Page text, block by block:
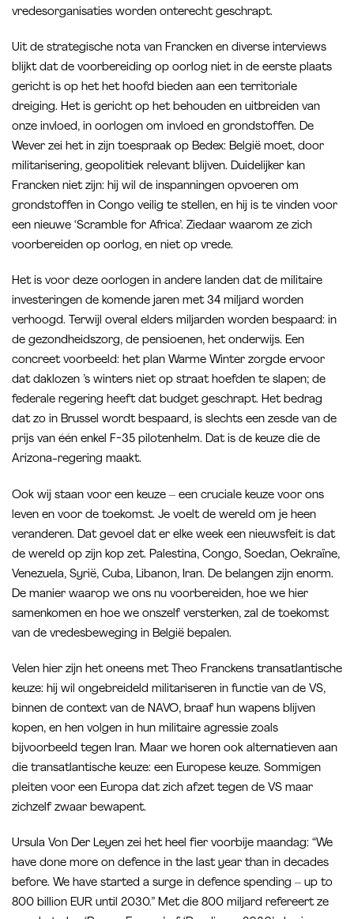
vredesorganisaties worden onterecht geschrapt.
Uit de strategische nota van Francken en diverse interviews
blijkt dat de voorbereiding op oorlog niet in de eerste plaats
gericht is op het het hoofd bieden aan een territoriale
dreiging. Het is gericht op het behouden en uitbreiden van
onze invloed, in oorlogen om invloed en grondstoffen. De
Wever zei het in zijn toespraak op Bedex: België moet, door
militarisering, geopolitiek relevant blijven. Duidelijker kan
Francken niet zijn: hij wil de inspanningen opvoeren om
grondstoffen in Congo veilig te stellen, en hij is te vinden voor
een nieuwe ‘Scramble for Africa’. Ziedaar waarom ze zich
voorbereiden op oorlog, en niet op vrede.
Het is voor deze oorlogen in andere landen dat de militaire
investeringen de komende jaren met 34 miljard worden
verhoogd. Terwijl overal elders miljarden worden bespaard: in
de gezondheidszorg, de pensioenen, het onderwijs. Een
concreet voorbeeld: het plan Warme Winter zorgde ervoor
dat daklozen ’s winters niet op straat hoefden te slapen; de
federale regering heeft dat budget geschrapt. Het bedrag
dat zo in Brussel wordt bespaard, is slechts een zesde van de
prijs van één enkel F-35 pilotenhelm. Dat is de keuze die de
Arizona-regering maakt.
Ook wij staan voor een keuze – een cruciale keuze voor ons
leven en voor de toekomst. Je voelt de wereld om je heen
veranderen. Dat gevoel dat er elke week een nieuwsfeit is dat
de wereld op zijn kop zet. Palestina, Congo, Soedan, Oekraïne,
Venezuela, Syrië, Cuba, Libanon, Iran. De belangen zijn enorm.
De manier waarop we ons nu voorbereiden, hoe we hier
samenkomen en hoe we onszelf versterken, zal de toekomst
van de vredesbeweging in België bepalen.
Velen hier zijn het oneens met Theo Franckens transatlantische
keuze: hij wil ongebreideld militariseren in functie van de VS,
binnen de context van de NAVO, braaf hun wapens blijven
kopen, en hen volgen in hun militaire agressie zoals
bijvoorbeeld tegen Iran. Maar we horen ook alternatieven aan
die transatlantische keuze: een Europese keuze. Sommigen
pleiten voor een Europa dat zich afzet tegen de VS maar
zichzelf zwaar bewapent.
Ursula Von Der Leyen zei het heel fier voorbije maandag: “We
have done more on defence in the last year than in decades
before. We have started a surge in defence spending – up to
800 billion EUR until 2030.” Met die 800 miljard refereert ze